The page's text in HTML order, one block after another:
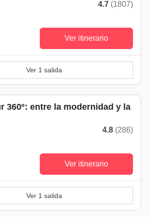
4.7 (1807)
Ver itinerario
Ver 1 salida
360º: entre la modernidad y la
4.8 (286)
Ver itinerario
Ver 1 salida